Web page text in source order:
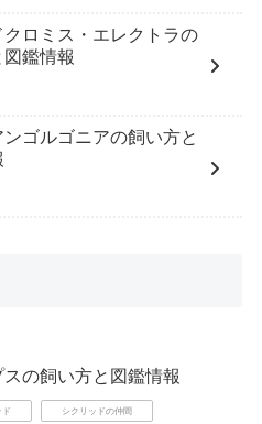
クロミス・エレクトラの
鑑情報
ンゴルゴニアの飼い方と
の飼い方と図鑑情報
ド シクリッドの仲間